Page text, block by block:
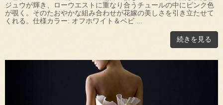
ジュウが輝き、ローウエストに重なり合うチュールの中にピンク色
が覗く。そのたおやかな組み合わせが花嫁の美しさを引き立たせて
くれる。仕様カラー: オフホワイト＆ベビ ...
続きを見る